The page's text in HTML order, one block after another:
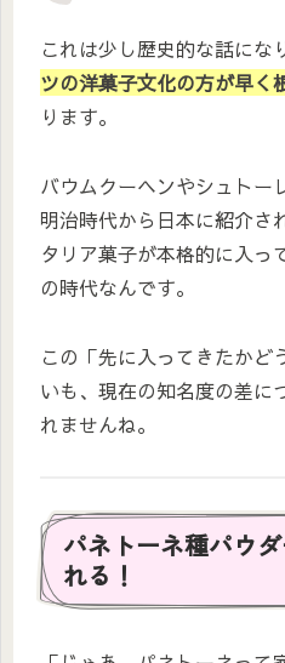
これは少し歴史的な話にな
ツの洋菓子文化の方が早く
ります。
バウムクーヘンやシュトー
明治時代から日本に紹介さ
タリア菓子が本格的に入っ
の時代なんです。
この「先に入ってきたかど
いも、現在の知名度の差に
れませんね。
パネトーネ種パウ
れる！